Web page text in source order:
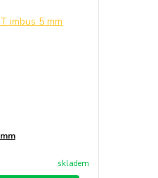
skladem